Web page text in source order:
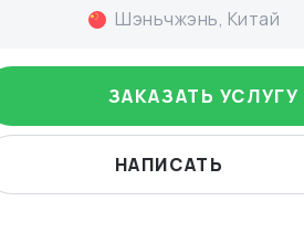
Шэньчжэнь, Китай
ЗАКАЗАТЬ УСЛУГУ
НАПИСАТЬ